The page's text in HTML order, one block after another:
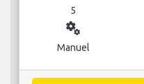
5
miscellaneous_services
Manuel